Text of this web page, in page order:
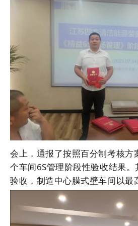
会上，通报了按照百分制考核方
个车间6S管理阶段性验收结果
验收，制造中心膜式壁车间以最